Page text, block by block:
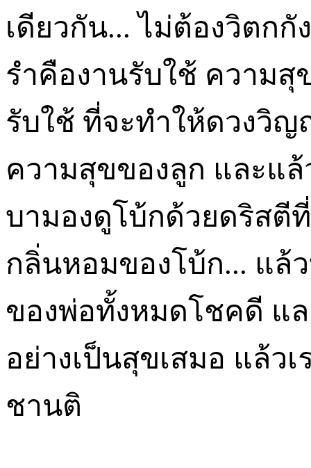
เดียวกัน... ไม่ต้องวิตกกั
รำคืองานรับใช้ ความ
รับใช้ ที่จะทำให้ดวงวิ
ความสุขของลูก และแล้
บามองดูโบ้กด้วยดริสตี
กลิ่นหอมของโบ้ก... แล้
ของพ่อทั้งหมดโชคดี แ
อย่างเป็นสุขเสมอ แล้ว
ชานติ